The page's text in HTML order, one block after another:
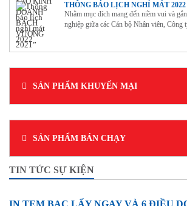
THÔNG BÁO LỊCH NGHỈ MÁT 2022
Nhằm mục đích mang đến niềm vui và
nghiệp giữa các Cán bộ Nhân viên, Công
SẢN PHẨM KHUYẾN MẠI
SẢN PHẨM BÁN CHẠY
TIN TỨC SỰ KIỆN
IN TEM BẠC LẤY NGAY VÀ 6 ĐIỀU